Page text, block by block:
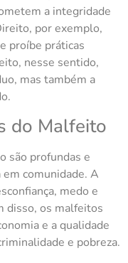
a integridade
por exemplo,
proíbe práticas
nesse sentido,
mas também a
do Malfeito
são profundas e
comunidade. A
medo e
disso, os malfeitos
e a qualidade
e pobreza.